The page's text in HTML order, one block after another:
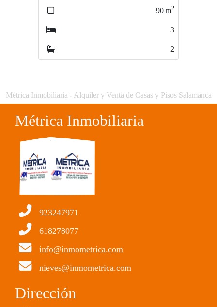
2
Métrica Inmobiliaria - Alquiler y Venta de Casas y Pisos Salamanca
Métrica Inmobiliaria
923247971
618278077
info@inmometrica.com
nieves@inmometrica.com
Dirección